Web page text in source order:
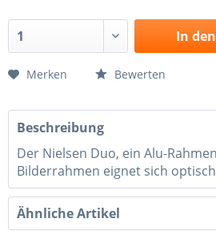
In den
Merken Bewerten
Beschreibung
Der Nielsen Duo, ein Alu-
Bilderrahmen eignet sich
Ähnliche Artikel